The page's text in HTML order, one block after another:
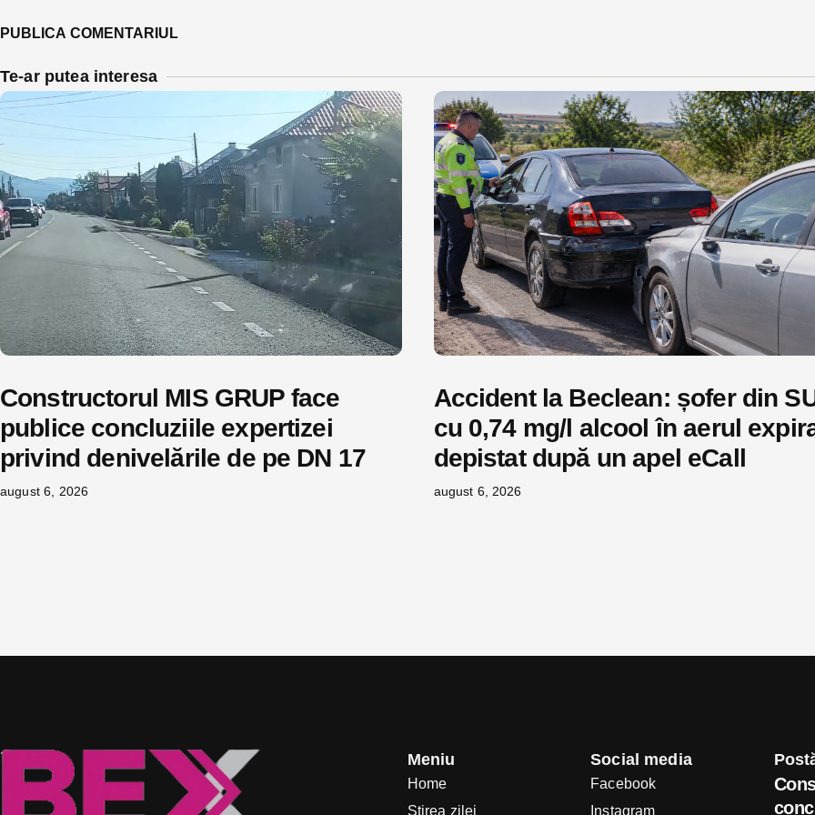
Te-ar putea interesa
Constructorul MIS GRUP face
publice concluziile expertizei
privind denivelările de pe DN 17
august 6, 2026
Accident la Beclean: șofer din
cu 0,74 mg/l alcool în aerul
depistat după un apel eCall
august 6, 2026
Meniu
Home
Știrea zilei
Social media
Facebook
Instagram